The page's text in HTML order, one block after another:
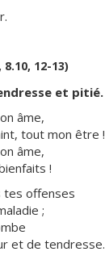
8.10, 12-13)
et pitié.
âme,
tout mon être !
âme,
!
tes offenses
;
et de tendresse.